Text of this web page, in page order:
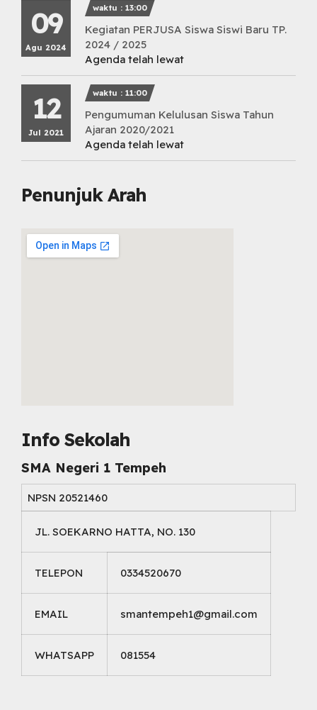
09
Agu 2024
waktu : 13:00
Kegiatan PERJUSA Siswa Siswi Baru TP.
2024 / 2025
Agenda telah lewat
12
Jul 2021
waktu : 11:00
Pengumuman Kelulusan Siswa Tahun
Ajaran 2020/2021
Agenda telah lewat
Penunjuk Arah
Info Sekolah
SMA Negeri 1 Tempeh
NPSN 20521460
JL. SOEKARNO HATTA, NO. 130
TELEPON 0334520670
EMAIL smantempeh1@gmail.com
WHATSAPP 081554